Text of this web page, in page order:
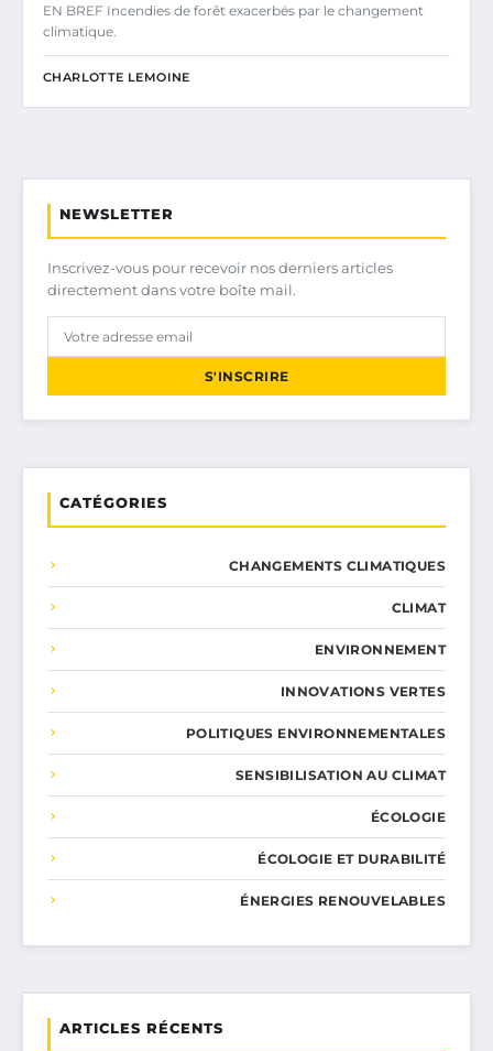
EN BREF Incendies de forêt exacerbés par le changement
climatique.
CHARLOTTE LEMOINE
NEWSLETTER
Inscrivez-vous pour recevoir nos derniers articles
directement dans votre boîte mail.
S'INSCRIRE
CATÉGORIES
CHANGEMENTS CLIMATIQUES
CLIMAT
ENVIRONNEMENT
INNOVATIONS VERTES
POLITIQUES ENVIRONNEMENTALES
SENSIBILISATION AU CLIMAT
ÉCOLOGIE
ÉCOLOGIE ET DURABILITÉ
ÉNERGIES RENOUVELABLES
ARTICLES RÉCENTS